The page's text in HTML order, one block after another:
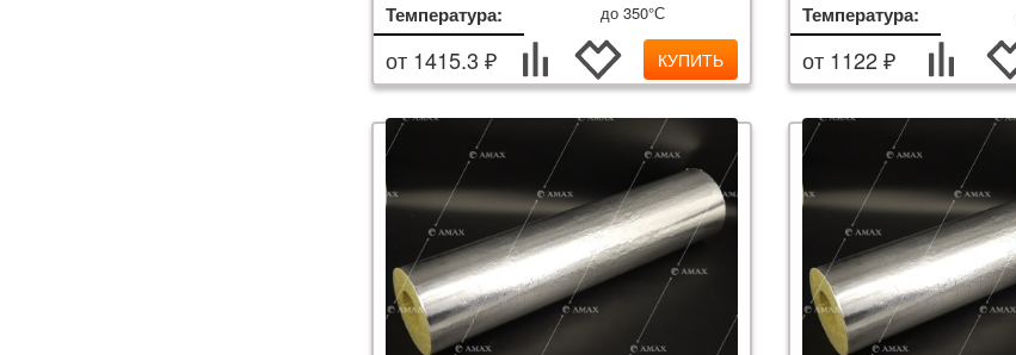
Температура: до 350°С
от 1415.3 ₽ КУПИТЬ
Температура:
от 1122 ₽